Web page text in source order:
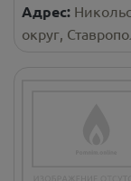
Адрес:
округ,